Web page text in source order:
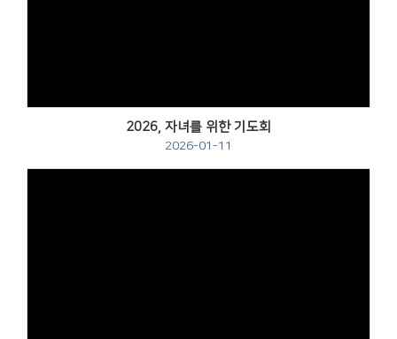
2026, 자녀를 위한 기도회
2026-01-11